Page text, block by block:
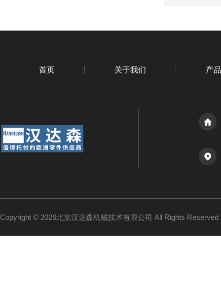
首页 关于我们 产
Copyright © 2026北京汉达森机械技术有限公司 All Rights